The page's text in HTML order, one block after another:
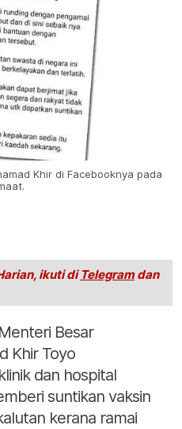
Khir di Facebooknya pada
ikuti di Telegramdan
Besar
Khir Toyo
dan hospital
suntikan vaksin
kerana ramai